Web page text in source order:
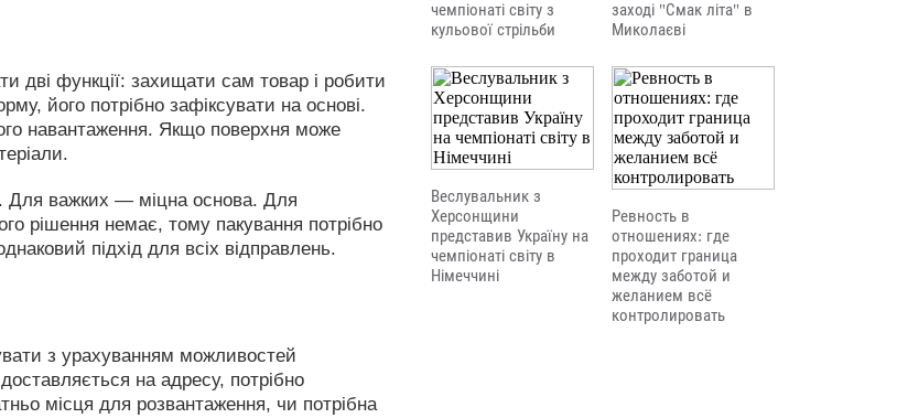
дві функції: захищати сам товар і робити
його потрібно зафіксувати на основі.
навантаження. Якщо поверхня може
Для важких — міцна основа. Для
рішення немає, тому пакування потрібно
підхід для всіх відправлень.
з урахуванням можливостей
на адресу, потрібно
місця для розвантаження, чи потрібна
чемпіонаті світу з
кульової стрільби
заході "Смак літа" в
Миколаєві
Веслувальник з
Херсонщини
представив Україну на
чемпіонаті світу в
Німеччині
Ревность в
отношениях: где
проходит граница
между заботой и
желанием всё
контролировать